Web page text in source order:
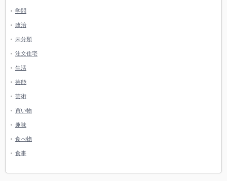
学問
政治
未分類
注文住宅
生活
芸能
芸術
買い物
趣味
食べ物
食事